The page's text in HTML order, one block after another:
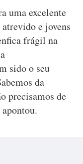
uma excelente
e jovens
frágil na
sido o seu
da
precisamos de